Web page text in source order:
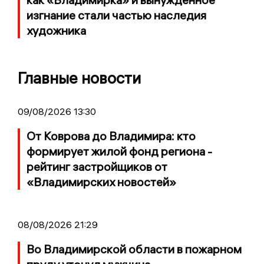
изгнание стали частью наследия
художника
Главные новости
09/08/2026 13:30
От Коврова до Владимира: кто
формирует жилой фонд региона -
рейтинг застройщиков от
«Владимирских новостей»
08/08/2026 21:29
Во Владимирской области в пожарном